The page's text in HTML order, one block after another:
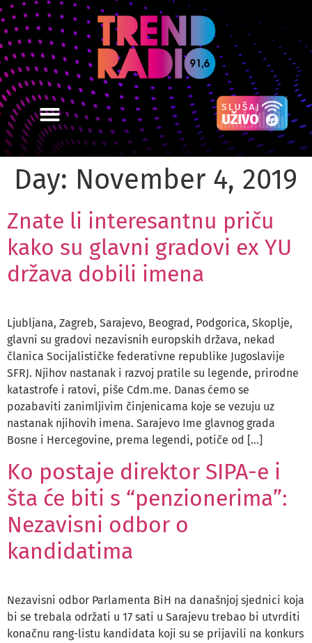
Day: November 4, 2019
Znate li interesantnu priču
kako su glavni gradovi ex YU
država dobili imena
Ljubljana, Zagreb, Sarajevo, Beograd, Podgorica, Skoplje,
glavni su gradovi nezavisnih europskih država, nekad
članica Socijalističke federativne republike Jugoslavije
SFRJ. Njihov nastanak i razvoj pratile su legende, prirodne
katastrofe i ratovi, piše Cdm.me. Danas ćemo se
pozabaviti zanimljivim činjenicama koje se vezuju uz
nastanak njihovih imena. Sarajevo Ime glavnog grada
Bosne i Hercegovine, prema legendi, potiče od […]
Ko postaje direktor SIPA-e i
šta će biti s “penzionerima”:
Nezavisni odbor o
kandidatima
Nezavisni odbor Parlamenta BiH na današnjoj sjednici koja
bi se trebala održati u 17 sati u Sarajevu trebao bi utvrditi
konačnu rang-listu kandidata koji su se prijavili na konkurs